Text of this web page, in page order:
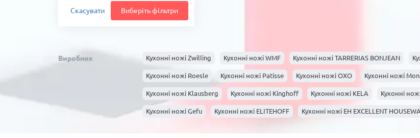
Скасувати Виберіть фільтри
Виробник Кухонні ножі Zwilling Кухонні ножі WMF Кухонні ножі TARRERIAS BONJEAN
Кухонні ножі Roesle Кухонні ножі Patisse Кухонні ножі OXO Кухонні ножі
Кухонні ножі Klausberg Кухонні ножі Kinghoff Кухонні ножі KELA Кухонні
Кухонні ножі Gefu Кухонні ножі ELITEHOFF Кухонні ножі EH EXCELLENT